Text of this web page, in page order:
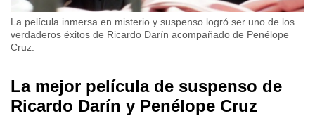
La película inmersa en misterio y suspenso logró ser uno de los
verdaderos éxitos de Ricardo Darín acompañado de Penélope
Cruz.
La mejor película de suspenso de
Ricardo Darín y Penélope Cruz